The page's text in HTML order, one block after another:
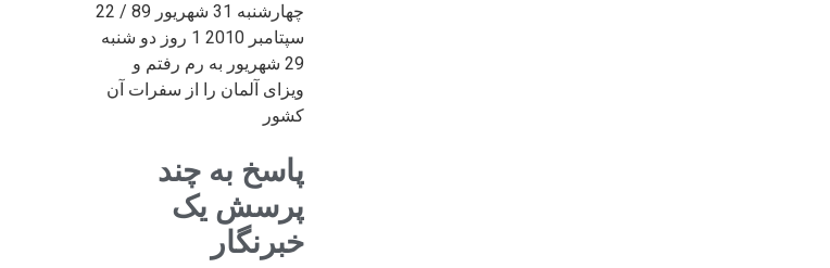
چهارشنبه 31 شهریور 89 / 22
سپتامبر 2010 1 روز دو شنبه
29 شهریور به رم رفتم و
ویزای آلمان را از سفرات آن
کشور
پاسخ به چند
پرسش یک
خبرنگار